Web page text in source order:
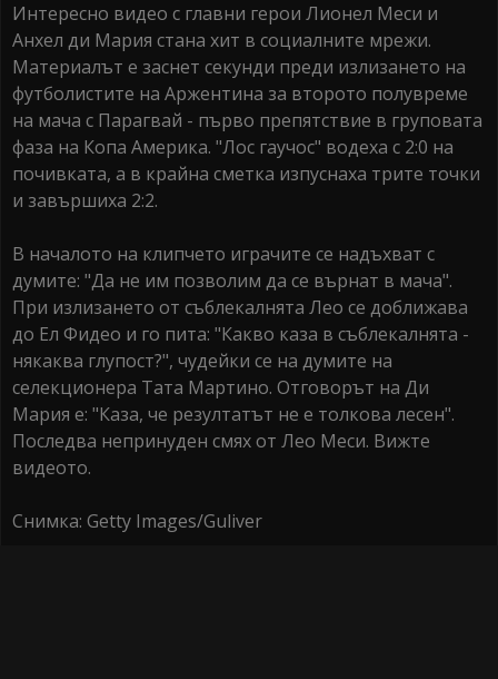
Интересно видео с главни герои Лионел Меси и
Анхел ди Мария стана хит в социалните мрежи.
Материалът е заснет секунди преди излизането на
футболистите на Аржентина за второто полувреме
на мача с Парагвай - първо препятствие в груповата
фаза на Копа Америка. "Лос гаучос" водеха с 2:0 на
почивката, а в крайна сметка изпуснаха трите точки
и завършиха 2:2.
В началото на клипчето играчите се надъхват с
думите: "Да не им позволим да се върнат в мача".
При излизането от съблекалнята Лео се доближава
до Ел Фидео и го пита: "Какво каза в съблекалнята -
някаква глупост?", чудейки се на думите на
селекционера Тата Мартино. Отговорът на Ди
Мария е: "Каза, че резултатът не е толкова лесен".
Последва непринуден смях от Лео Меси. Вижте
видеото.
Снимка: Getty Images/Guliver